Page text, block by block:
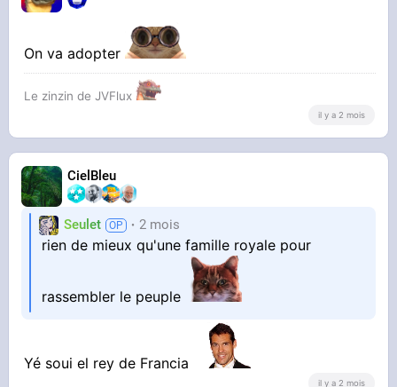
On va adopter
Le zinzin de JVFlux
il y a 2 mois
CielBleu
Seulet 2 mois
rien de mieux qu'une famille royale pour
rassembler le peuple
Yé soui el rey de Francia
il y a 2 mois